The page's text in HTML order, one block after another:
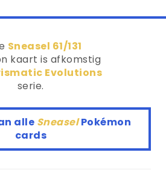
Sneasel 61/131
kaart is afkomstig
Evolutions
serie.
alle SneaselPokémon
cards